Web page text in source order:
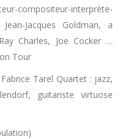
compositeur-interprète-
Jacques Goldman, a
Charles, Joe Cocker …
Tour
Tarel Quartet : jazz,
guitariste virtuose